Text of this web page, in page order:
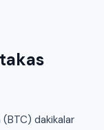
dakikalar